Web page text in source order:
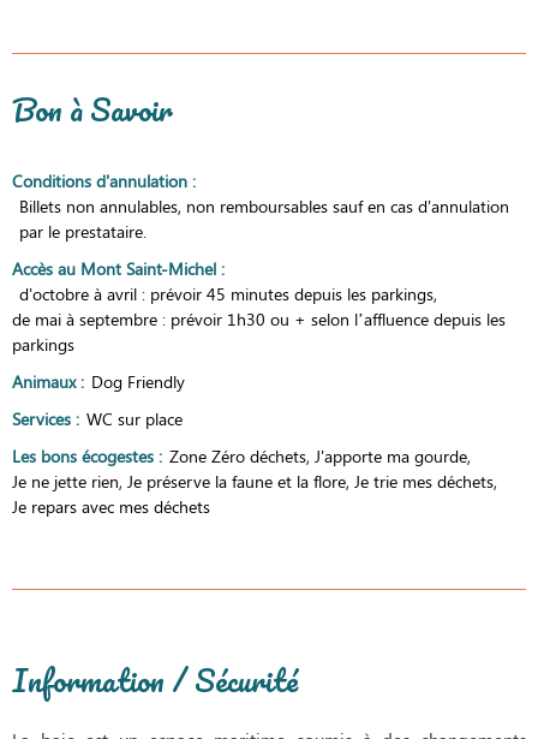
Bon à Savoir
Conditions d'annulation :
Billets non annulables, non remboursables sauf en cas d'annulation
par le prestataire.
Accès au Mont Saint-Michel :
d'octobre à avril : prévoir 45 minutes depuis les parkings
de mai à septembre : prévoir 1h30 ou + selon l’affluence depuis les
parkings
Animaux: Dog Friendly
Services : WC sur place
Les bons écogestes : Zone Zéro déchets J'apporte ma gourde
Je ne jette rien Je préserve la faune et la flore Je trie mes déchets
Je repars avec mes déchets
Information / Sécurité